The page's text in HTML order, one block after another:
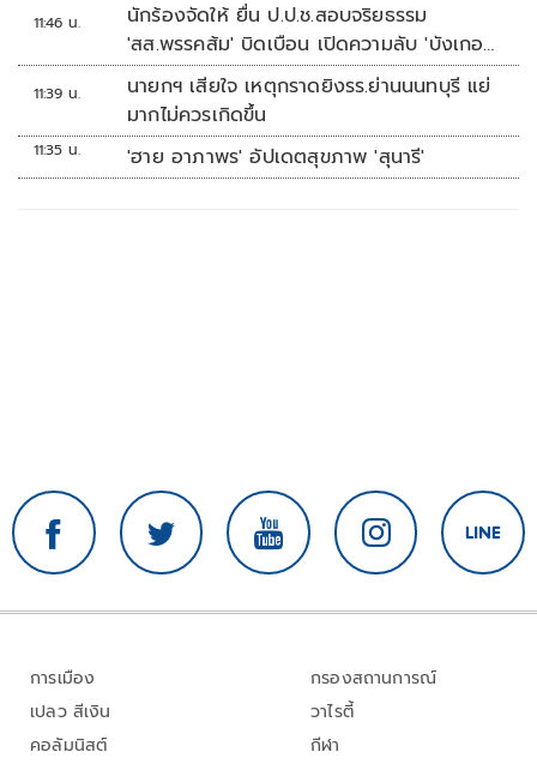
11:46 น.
นักร้องจัดให้ ยื่น ป.ป.ช.สอบจริยธรรม
'สส.พรรคส้ม' บิดเบือน เปิดความลับ 'บังเกอร์
ทหาร'
11:39 น.
นายกฯ เสียใจ เหตุกราดยิงรร.ย่านนนทบุรี แย่
มากไม่ควรเกิดขึ้น
11:35 น. 'ฮาย อาภาพร' อัปเดตสุขภาพ 'สุนารี'
การเมือง
เปลว สีเงิน
คอลัมนิสต์
กรองสถานการณ์
วาไรตี้
กีฬา